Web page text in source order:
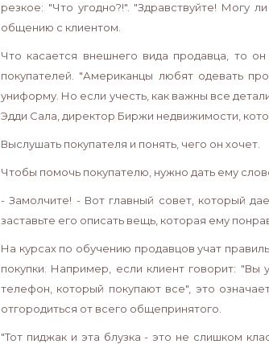
резкое: "Что угодно?!". "Здравствуйте! Могу
общению с клиентом.
Что касается внешнего вида продавца, то
покупателей. "Американцы любят одевать
униформу. Но если учесть, как важны все
Эдди Сала, директор Биржи недвижимости,
Выслушать покупателя и понять, чего он хочет.
Чтобы помочь покупателю, нужно дать ему
- Замолчите! - Вот главный совет, который
заставьте его описать вещь, которая ему
На курсах по обучению продавцов учат
покупки. Например, если клиент говорит:
телефон, который покупают все", это
отгородиться от всего общепринятого.
"Тот пиджак и эта блузка - это не слишком